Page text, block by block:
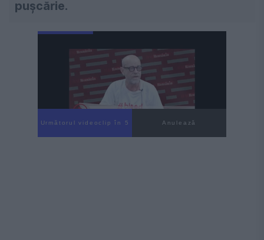
pușcărie.
Următorul videoclip în 4 Anulează